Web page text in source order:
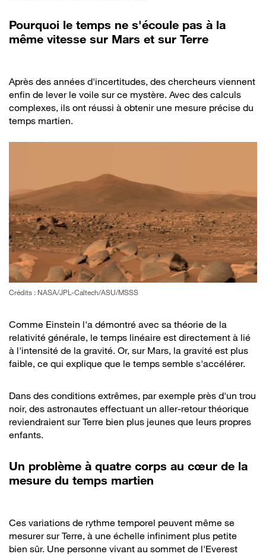
Pourquoi le temps ne s'écoule pas à la
même vitesse sur Mars et sur Terre
Après des années d'incertitudes, des chercheurs viennent
enfin de lever le voile sur ce mystère. Avec des calculs
complexes, ils ont réussi à obtenir une mesure précise du
temps martien.
Crédits : NASA/JPL-Caltech/ASU/MSSS
Comme Einstein l'a démontré avec sa théorie de la
relativité générale, le temps linéaire est directement à lié
à l'intensité de la gravité. Or, sur Mars, la gravité est plus
faible, ce qui explique que le temps semble s'accélérer.
Dans des conditions extrêmes, par exemple près d'un trou
noir, des astronautes effectuant un aller-retour théorique
reviendraient sur Terre bien plus jeunes que leurs propres
enfants.
Un problème à quatre corps au cœur de la
mesure du temps martien
Ces variations de rythme temporel peuvent même se
mesurer sur Terre, à une échelle infiniment plus petite
bien sûr. Une personne vivant au sommet de l'Everest